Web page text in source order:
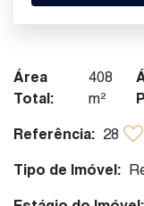
Área
Total:
408
m²
Referência: 28
Tipo de Imóvel: